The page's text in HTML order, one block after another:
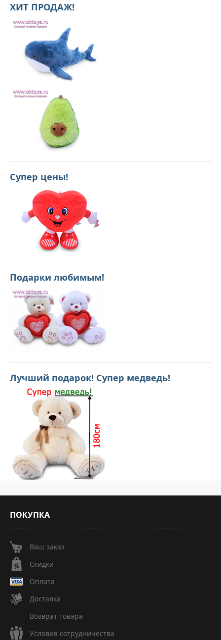
ХИТ ПРОДАЖ!
Супер цены!
Подарки любимым!
Лучший подарок! Супер медведь!
ПОКУПКА
Ваш заказ
Скидки
Оплата
Доставка
Возврат товара
Условия сотрудничества